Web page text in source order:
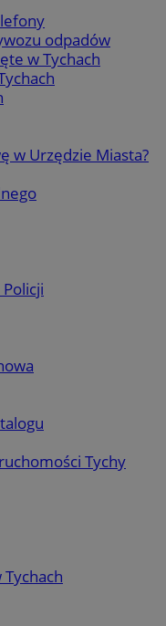
odpadów
w Tychach
w Urzędzie Miasta?
Tychy
Tychach